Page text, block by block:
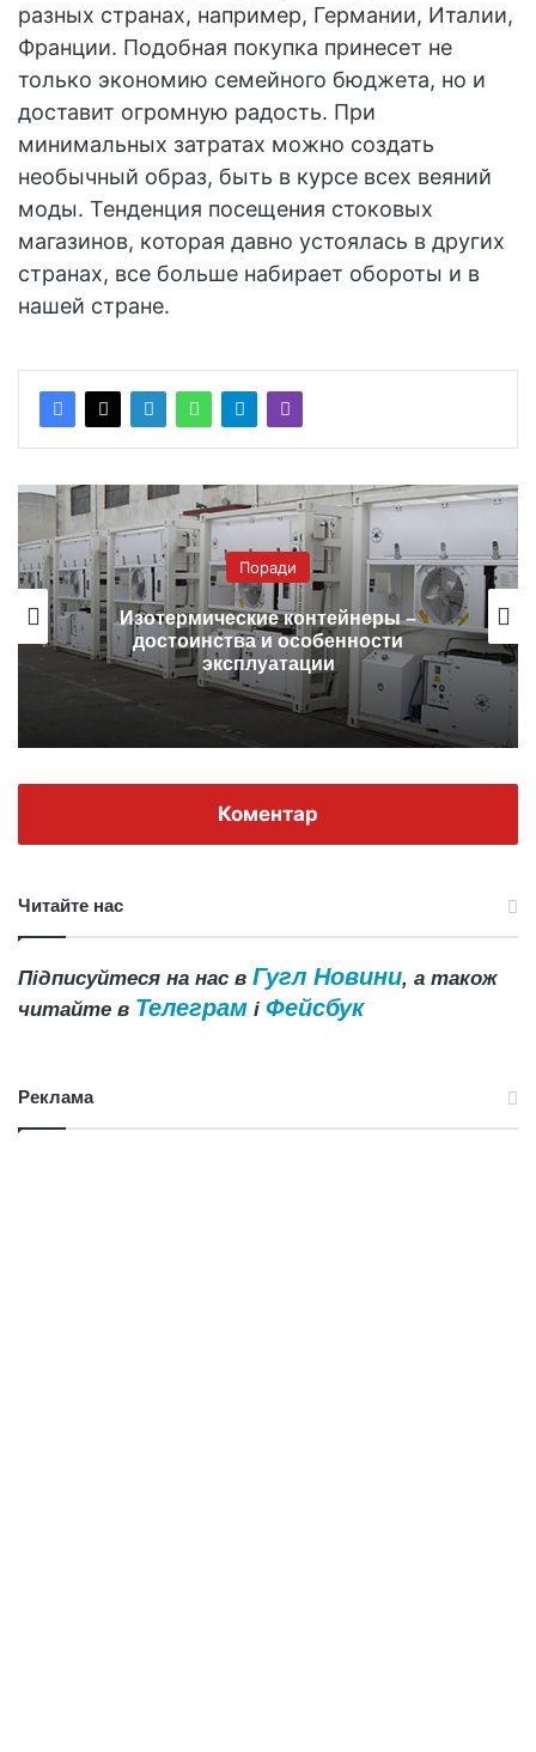
разных странах, например, Германии, Италии,
Франции. Подобная покупка принесет не
только экономию семейного бюджета, но и
доставит огромную радость. При
минимальных затратах можно создать
необычный образ, быть в курсе всех веяний
моды. Тенденция посещения стоковых
магазинов, которая давно устоялась в других
странах, все больше набирает обороты и в
нашей стране.
Поради
Изотермические контейнеры –
достоинства и особенности
эксплуатации
Коментар
Читайте нас
Підписуйтеся на нас в Гугл Новини, а також
читайте в Телеграм і Фейсбук
Реклама